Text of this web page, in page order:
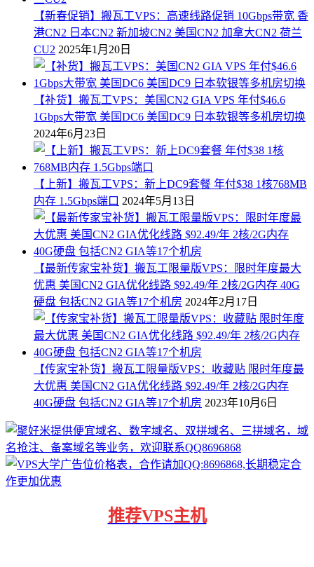
【新春促销】搬瓦工VPS：高速线路促销 10Gbps带宽 香
港CN2 日本CN2 新加坡CN2 美国CN2 加拿大CN2 荷兰
CU2 2025年1月20日
【补货】搬瓦工VPS：美国CN2 GIA VPS 年付$46.6
1Gbps大带宽 美国DC6 美国DC9 日本软银等多机房切换
2024年6月23日
【上新】搬瓦工VPS：新上DC9套餐 年付$38 1核768MB
内存 1.5Gbps端口 2024年5月13日
【最新传家宝补货】搬瓦工限量版VPS：限时年度最大
优惠 美国CN2 GIA优化线路 $92.49/年 2核/2G内存 40G
硬盘 包括CN2 GIA等17个机房 2024年2月17日
【传家宝补货】搬瓦工限量版VPS：收藏贴 限时年度最
大优惠 美国CN2 GIA优化线路 $92.49/年 2核/2G内存
40G硬盘 包括CN2 GIA等17个机房 2023年10月6日
推荐VPS主机